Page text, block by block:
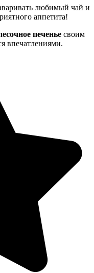
любимый чай и
аппетита!
печенье своим
впечатлениями.